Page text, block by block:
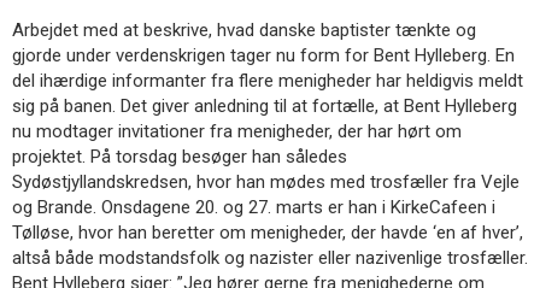
3.0:
Kalender
4.0:
Inspiration
5.0:
Værktøjskassen
6.0:
Mission
7.0:
Om
BaptistKirken
8.0:
Kontakt
Forside
10.0:
Nyheder
11.0:
Kalender
Arbejdet med at beskrive, hvad danske baptister tænkte og
gjorde under verdenskrigen tager nu form for Bent Hylleberg. En
del ihærdige informanter fra flere menigheder har heldigvis meldt
sig på banen. Det giver anledning til at fortælle, at Bent Hylleberg
nu modtager invitationer fra menigheder, der har hørt om
projektet. På torsdag besøger han således
Sydøstjyllandskredsen, hvor han mødes med trosfæller fra Vejle
og Brande. Onsdagene 20. og 27. marts er han i KirkeCafeen i
Tølløse, hvor han beretter om menigheder, der havde ‘en af hver’,
altså både modstandsfolk og nazister eller nazivenlige trosfæller.
Bent Hylleberg siger: ”Jeg hører gerne fra menighederne om